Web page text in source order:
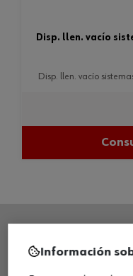
disp. llen. vacío
disp. llen. vacío
SEDE CENTRAL
Información